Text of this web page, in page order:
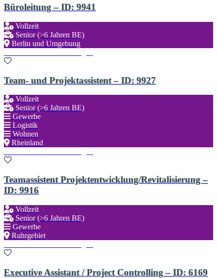
Büroleitung – ID: 9941
Vollzeit
Senior (>6 Jahren BE)
Berlin und Umgebung
Team- und Projektassistent – ID: 9927
Vollzeit
Senior (>6 Jahren BE)
Gewerbe
Logistik
Wohnen
Rheinland
Teamassistent Projektentwicklung/Revitalisierung –
ID: 9916
Vollzeit
Senior (>6 Jahren BE)
Gewerbe
Ruhrgebiet
Executive Assistant / Project Controlling – ID: 6169